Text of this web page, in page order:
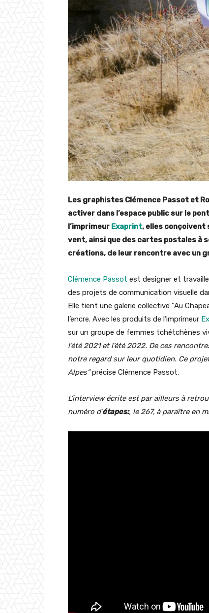
Les graphistes Clémence Passot et
activer dans l’espace public sur le
l’imprimeur Exaprint, elles conçoivent
vent, ainsi que des cartes postales à
créations, de leur rencontre avec un
Clémence Passot est designer et
des projets de communication visuelle
Elle tient une galerie collective “Au
l’encre. Avec les produits de l’imprimeur
sur un groupe de femmes tchétchènes
l’été 2021 et l’été 2022. De ces
notre regard sur leur quotidien. Ce
Alpes”précise Clémence Passot.
L’interview écrite est par ailleurs à
numéro d’étapes:, le 267, à paraître en